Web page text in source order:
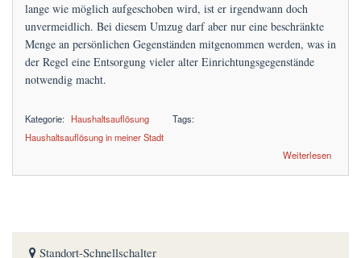
lange wie möglich aufgeschoben wird, ist er irgendwann doch
unvermeidlich. Bei diesem Umzug darf aber nur eine beschränkte
Menge an persönlichen Gegenständen mitgenommen werden, was in
der Regel eine Entsorgung vieler alter Einrichtungsgegenstände
notwendig macht.
Kategorie: Haushaltsauflösung
Tags:
Haushaltsauflösung in meiner Stadt
Weiterlesen
Standort-Schnellschalter